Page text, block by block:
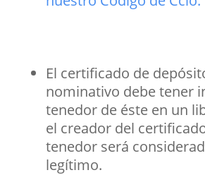
El certificado de
nominativo debe tener
tenedor de éste en un
el creador del
tenedor será
legítimo.